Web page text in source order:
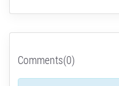
Comments(0)